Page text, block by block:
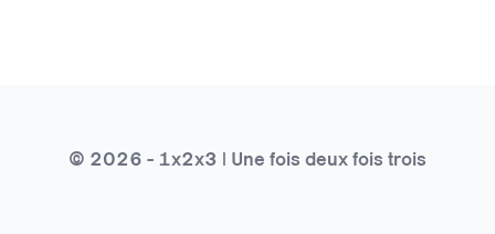
© 2026 - 1x2x3 | Une fois deux fois trois